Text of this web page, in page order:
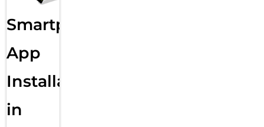
Smartphone
App
Installation
in